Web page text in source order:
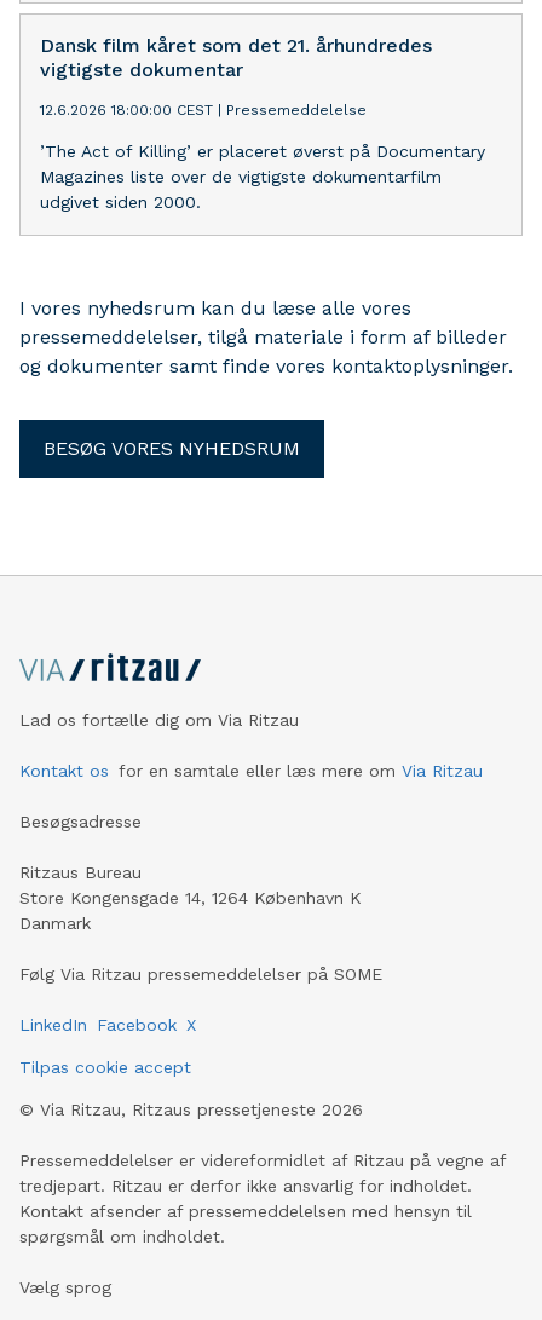
Dansk film kåret som det 21. århundredes
vigtigste dokumentar
12.6.2026 18:00:00 CEST | Pressemeddelelse
’The Act of Killing’ er placeret øverst på Documentary
Magazines liste over de vigtigste dokumentarfilm
udgivet siden 2000.
I vores nyhedsrum kan du læse alle vores
pressemeddelelser, tilgå materiale i form af billeder
og dokumenter samt finde vores kontaktoplysninger.
BESØG VORES NYHEDSRUM
Lad os fortælle dig om Via Ritzau
Kontakt os for en samtale eller læs mere om Via Ritzau
Besøgsadresse
Ritzaus Bureau
Store Kongensgade 14, 1264 København K
Danmark
Følg Via Ritzau pressemeddelelser på SOME
LinkedIn Facebook X
Tilpas cookie accept
© Via Ritzau, Ritzaus pressetjeneste 2026
Pressemeddelelser er videreformidlet af Ritzau på vegne af
tredjepart. Ritzau er derfor ikke ansvarlig for indholdet.
Kontakt afsender af pressemeddelelsen med hensyn til
spørgsmål om indholdet.
Vælg sprog